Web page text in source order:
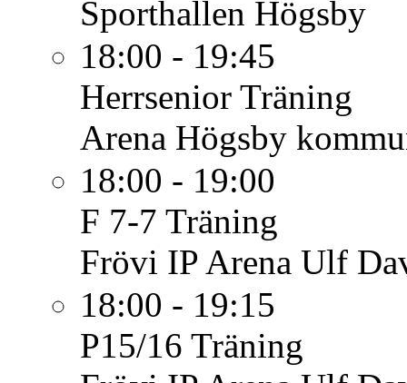
Sporthallen Högsby
18:00 - 19:45
Herrsenior Träning
Arena Högsby
18:00 - 19:00
F 7-7 Träning
Frövi IP Arena Ulf
18:00 - 19:15
P15/16 Träning